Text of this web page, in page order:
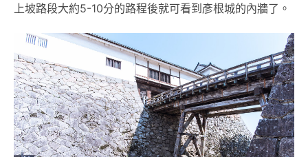
上坡路段大約5-10分的路程後就可看到彥根城的內牆了。